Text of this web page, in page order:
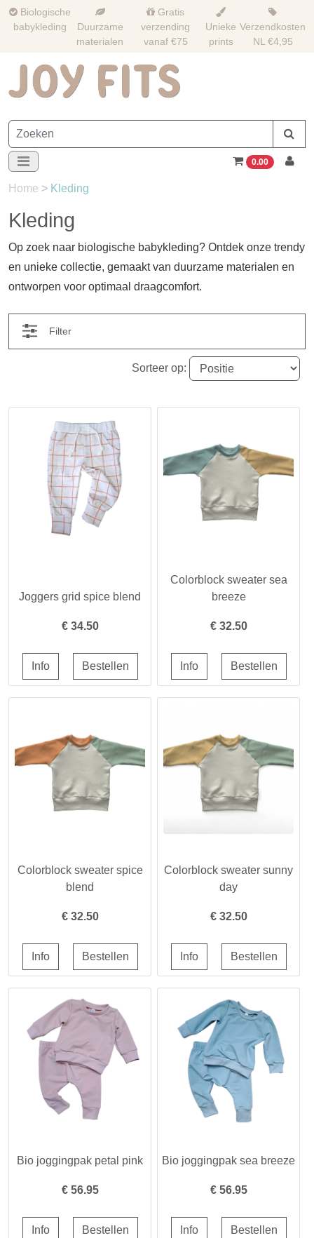
Biologische
babykleding
Duurzame
materialen
Gratis
verzending
vanaf €75
Unieke
prints
Verzendkosten
NL €4,95
0.00
Home > Kleding
Kleding
Op zoek naar biologische babykleding? Ontdek onze trendy
en unieke collectie, gemaakt van duurzame materialen en
ontworpen voor optimaal draagcomfort.
Filter
Sorteer op:
Joggers grid spice blend
€ 34.50
Colorblock sweater sea
breeze
€ 32.50
Colorblock sweater spice
blend
€ 32.50
Colorblock sweater sunny
day
€ 32.50
Bio joggingpak petal pink
€ 56.95
Bio joggingpak sea breeze
€ 56.95